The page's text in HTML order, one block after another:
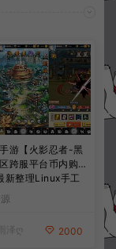
游【火影忍者-黑
跨服平台币内购
新整理Linux手工
授权后台+安卓
教程+视频教程
泽ღ 2000